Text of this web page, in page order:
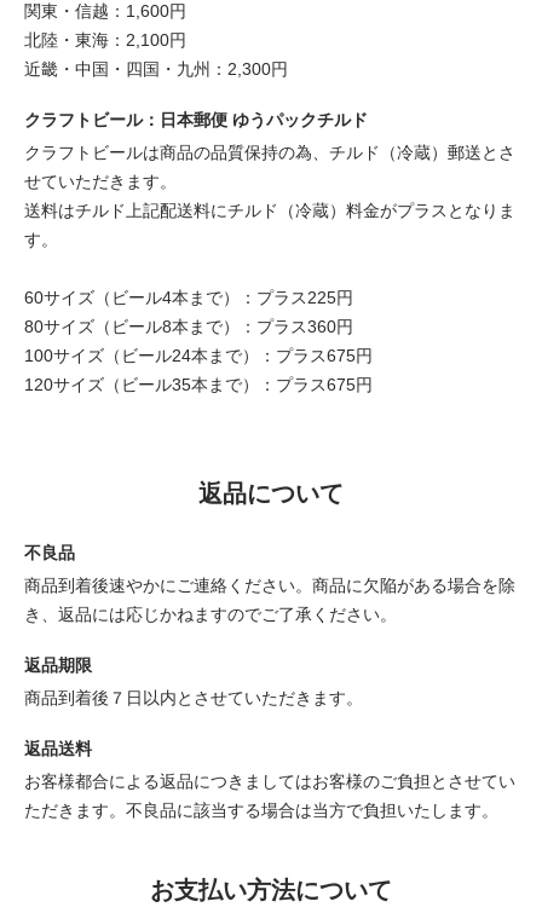
関東・信越：1,600円
北陸・東海：2,100円
近畿・中国・四国・九州：2,300円
クラフトビール：日本郵便 ゆうパックチルド
クラフトビールは商品の品質保持の為、チルド（冷蔵）郵送とさ
せていただきます。
送料はチルド上記配送料にチルド（冷蔵）料金がプラスとなりま
す。
60サイズ（ビール4本まで）：プラス225円
80サイズ（ビール8本まで）：プラス360円
100サイズ（ビール24本まで）：プラス675円
120サイズ（ビール35本まで）：プラス675円
返品について
不良品
商品到着後速やかにご連絡ください。商品に欠陥がある場合を除
き、返品には応じかねますのでご了承ください。
返品期限
商品到着後７日以内とさせていただきます。
返品送料
お客様都合による返品につきましてはお客様のご負担とさせてい
ただきます。不良品に該当する場合は当方で負担いたします。
お支払い方法について